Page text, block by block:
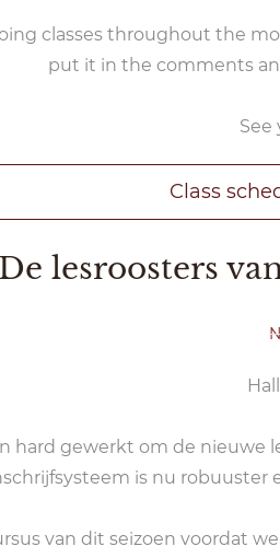
classes throughout the
put it in the comments
See
Class
De lesroosters
hard gewerkt om de nieuwe
is nu robuuster
van dit seizoen voordat